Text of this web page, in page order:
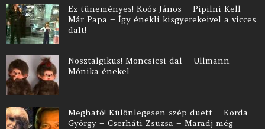
Ez tüneményes! Koós János – Pipilni Kell
Már Papa – Így énekli kisgyerekeivel a vicces
dalt!
Nosztalgikus! Moncsicsi dal – Ullmann
Mónika énekel
Megható! Különlegesen szép duett – Korda
György – Cserháti Zsuzsa – Maradj még